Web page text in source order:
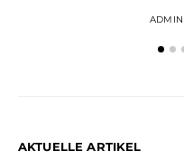
ADMIN
AKTUELLE ARTIKEL